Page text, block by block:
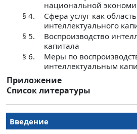
национальной
§ 4.
Сфера услуг как
интеллектуального
§ 5.
Воспроизводство
капитала
§ 6.
Меры по
интеллектуальным
Приложение
Список литературы
Введение